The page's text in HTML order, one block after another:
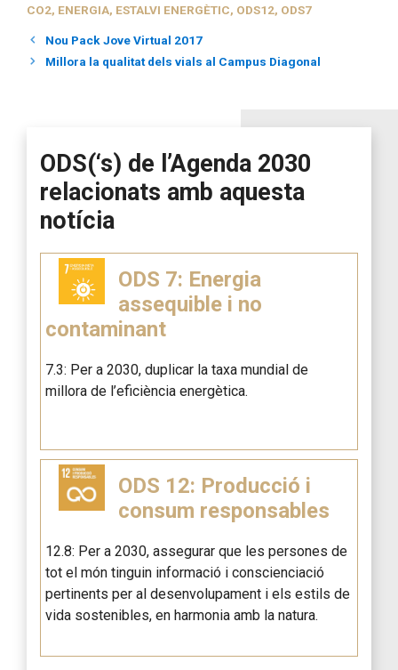
CO2, ENERGIA, ESTALVI ENERGÈTIC, ODS12, ODS7
Nou Pack Jove Virtual 2017
Millora la qualitat dels vials al Campus Diagonal
ODS(‘s) de l’Agenda 2030
relacionats amb aquesta
notícia
ODS 7: Energia
assequible i no
contaminant
7.3: Per a 2030, duplicar la taxa mundial de
millora de l’eficiència energètica.
ODS 12: Producció i
consum responsables
12.8: Per a 2030, assegurar que les persones de
tot el món tinguin informació i conscienciació
pertinents per al desenvolupament i els estils de
vida sostenibles, en harmonia amb la natura.